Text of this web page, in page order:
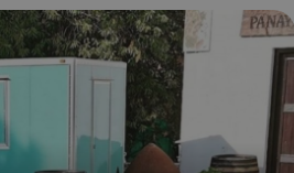
ένας τυχαίος αριθμός που
τρόπος με τον οποίο
συγκεκριμένος για τον
παράδειγμα είναι η
σύνδεσης για έναν
Χρησιμοποιήθηκε για
Google Privacy Policy